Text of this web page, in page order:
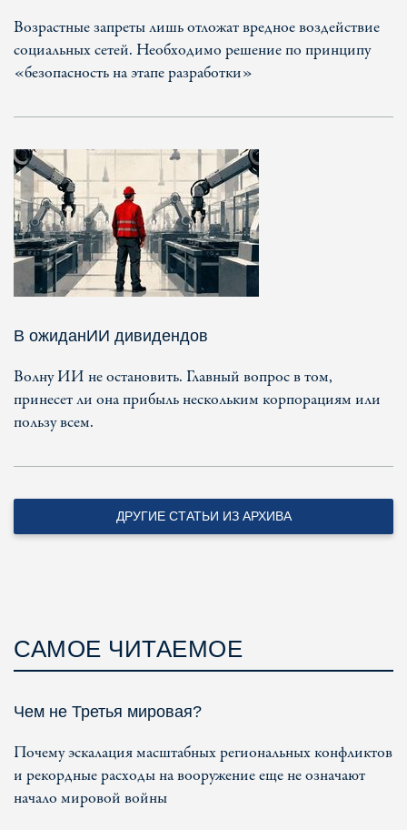
Возрастные запреты лишь отложат вредное воздействие
социальных сетей. Необходимо решение по принципу
«безопасность на этапе разработки»
В ожиданИИ дивидендов
Волну ИИ не остановить. Главный вопрос в том,
принесет ли она прибыль нескольким корпорациям или
пользу всем.
ДРУГИЕ СТАТЬИ ИЗ АРХИВА
САМОЕ ЧИТАЕМОЕ
Чем не Третья мировая?
Почему эскалация масштабных региональных конфликтов
и рекордные расходы на вооружение еще не означают
начало мировой войны